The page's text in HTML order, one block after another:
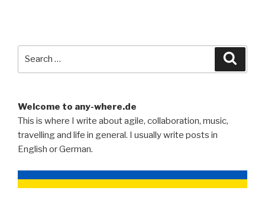
Welcome to any-where.de
This is where I write about agile, collaboration, music,
travelling and life in general. I usually write posts in
English or German.